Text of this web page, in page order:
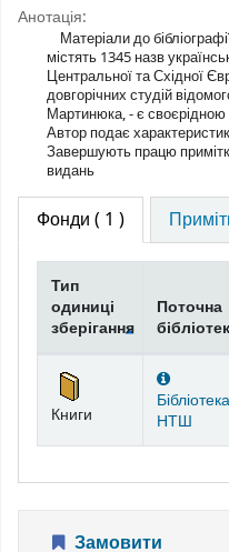
Анотація:
Матеріали до
містять 1345 назв
Центральної та Східної
довгорічних студій
Мартинюка, - є своєрідною
Автор подає
Завершують працю
видань
Фонди ( 1 )
Тип
одиниці
зберігання
Поточна
Книги
Бібліотека
НТШ
Замовити